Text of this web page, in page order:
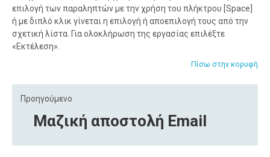
επιλογή των παραληπτών με την χρήση του πλήκτρου [Space]
ή με διπλό κλικ γίνεται η επιλογή ή αποεπιλογή τους από την
σχετική λίστα. Για ολοκλήρωση της εργασίας επιλέξτε
«Εκτέλεση».
Πίσω στην κορυφή
Προηγούμενο
Μαζική αποστολή Email